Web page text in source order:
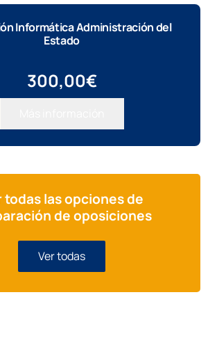
Informática Administración del
Estado
300,00€
todas las opciones de
de oposiciones
Ver todas